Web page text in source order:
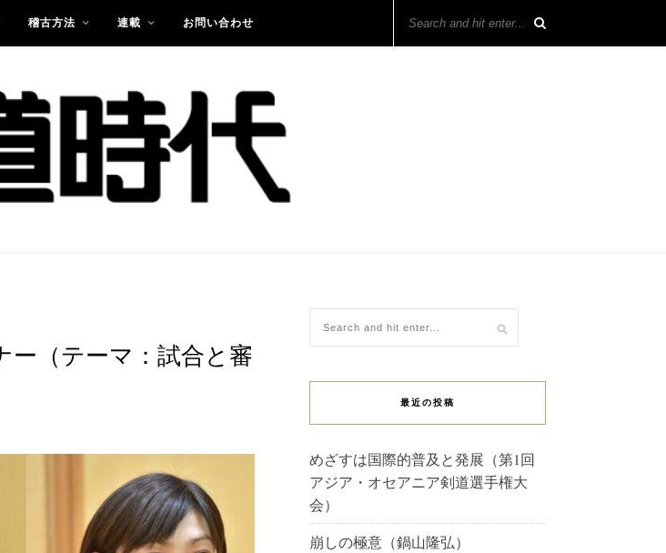
稽古方法 連載 お問い合わせ
ー（テーマ：試合と審
最近の投稿
めざすは国際的普及と発展（第1回
アジア・オセアニア剣道選手権大
会）
崩しの極意（鍋山隆弘）